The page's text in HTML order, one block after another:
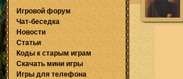
Игровой форум
Чат-беседка
Новости
Статьи
Коды к старым играм
Скачать мини игры
Игры для телефона